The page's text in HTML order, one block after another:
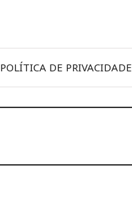
POLÍTICA DE PRIVACIDADE